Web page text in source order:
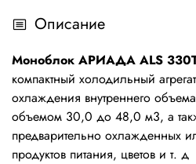
Описание
Моноблок АРИАДА ALS
компактный холодильный
охлаждения внутреннего
объемом 30,0 до 48,0 м3, а
предварительно охлажденных
продуктов питания, цветов и т. д